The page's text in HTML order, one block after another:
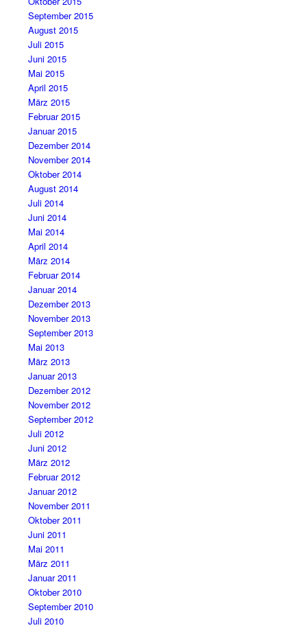
September 2015
August 2015
Juli 2015
Juni 2015
Mai 2015
April 2015
März 2015
Februar 2015
Januar 2015
Dezember 2014
November 2014
Oktober 2014
August 2014
Juli 2014
Juni 2014
Mai 2014
April 2014
März 2014
Februar 2014
Januar 2014
Dezember 2013
November 2013
September 2013
Mai 2013
März 2013
Januar 2013
Dezember 2012
November 2012
September 2012
Juli 2012
Juni 2012
März 2012
Februar 2012
Januar 2012
November 2011
Oktober 2011
Juni 2011
Mai 2011
März 2011
Januar 2011
Oktober 2010
September 2010
Juli 2010